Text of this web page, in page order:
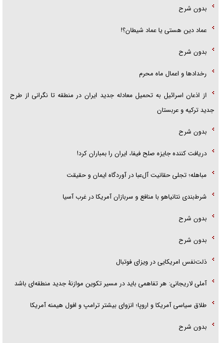
بدون شرح
عماد دین هستی یا عماد شیطان؟!
بدون شرح
رخداد‌ها و اعمال ماه محرم
از اذعان اسرائیل به تحمیل معادله جدید ایران در منطقه تا نگرانی از طرح
جدید ترکیه و عربستان
بدون شرح
دریافت کننده جایزه صلح فیفا، ایران را بمباران کرد!
مباهله؛ تجلی حقانیت آل‌عبا در آوردگاه ایمان و حقیقت
شرط‌بندی نتانیاهو با منافع و سربازان آمریکا در غرب آسیا
بدون شرح
بدون شرح
ذلت‌نفس امریکایی در ویزای فوتبال
آملی لاریجانی: هر تفاهمی باید در مسیر تکوین موازنۀ جدید منطقه‌ای باشد
طلاق سیاسی آمریکا و اروپا؛ انزوای بیشتر ترامپ و افول هیمنه آمریکا
بدون شرح